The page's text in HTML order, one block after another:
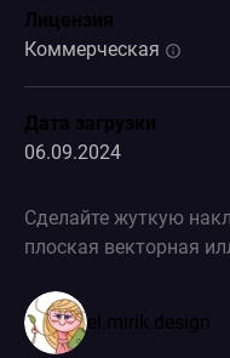
Лицензия
Коммерческая
Дата загрузки
06.09.2024
Сделайте жуткую
плоская векторная
el.mirik.design